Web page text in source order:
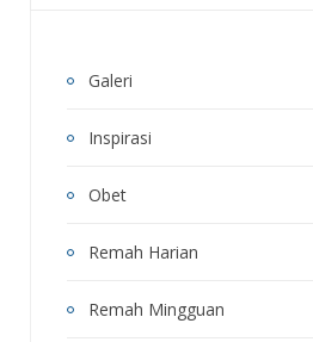
Galeri
Inspirasi
Obet
Remah Harian
Remah Mingguan